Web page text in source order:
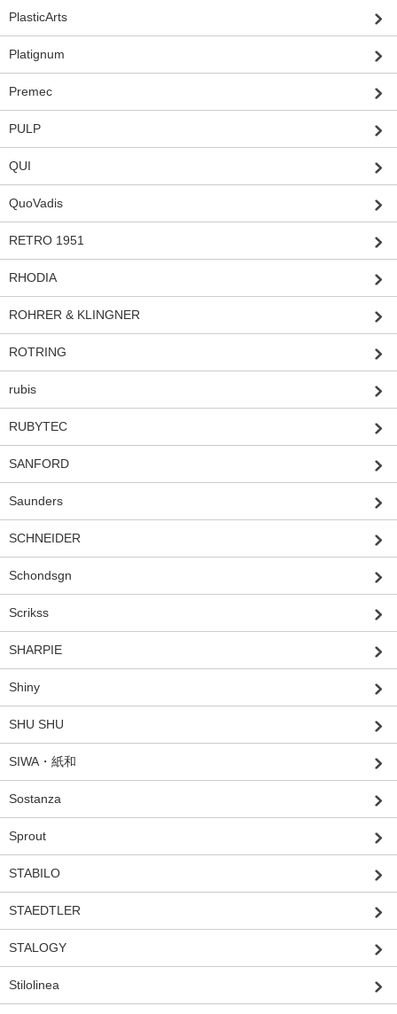
PlasticArts
Platignum
Premec
PULP
QUI
QuoVadis
RETRO 1951
RHODIA
ROHRER & KLINGNER
ROTRING
rubis
RUBYTEC
SANFORD
Saunders
SCHNEIDER
Schondsgn
Scrikss
SHARPIE
Shiny
SHU SHU
SIWA・紙和
Sostanza
Sprout
STABILO
STAEDTLER
STALOGY
Stilolinea